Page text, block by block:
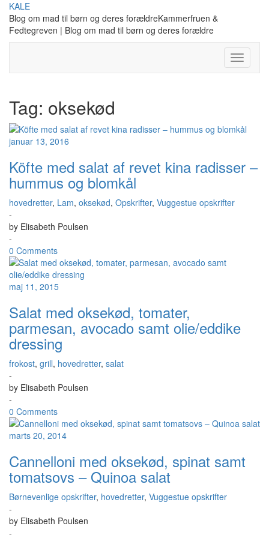
Skip
content
KALE
Blog om mad til børn og deres forældreKammerfruen &
Fedtegreven | Blog om mad til børn og deres forældre
Toggle
Tag: oksekød
januar 13, 2016
Köfte med salat af revet kina radisser –
hummus og blomkål
hovedretter, Lam, oksekød, Opskrifter, Vuggestue opskrifter
-
by Elisabeth Poulsen
-
0 Comments
maj 11, 2015
Salat med oksekød, tomater,
parmesan, avocado samt olie/eddike
dressing
frokost, grill, hovedretter, salat
-
by Elisabeth Poulsen
-
0 Comments
marts 20, 2014
Cannelloni med oksekød, spinat samt
tomatsovs – Quinoa salat
Børnevenlige opskrifter, hovedretter, Vuggestue opskrifter
-
by Elisabeth Poulsen
-